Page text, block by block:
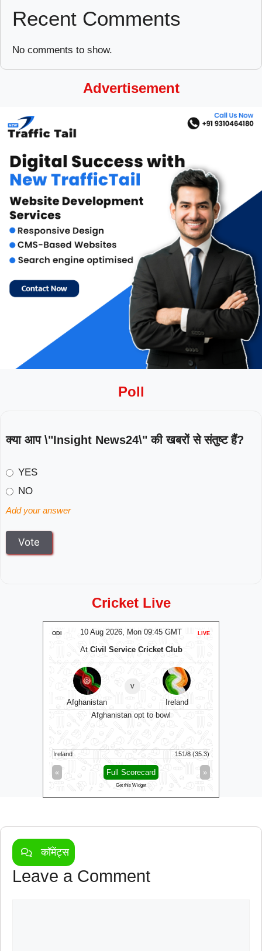
Recent Comments
No comments to show.
Advertisement
Poll
क्या आप \"Insight News24\" की खबरों से संतुष्ट हैं?
YES
NO
Add your answer
Cricket Live
10 Aug 2026, Mon 09:45 GMT
ODI LIVE
At Civil Service Cricket Club
Afghanistan
v
Ireland
Afghanistan opt to bowl
Ireland 151/8 (35.3)
« »
Full Scorecard
Get this Widget
कॉमेंट्स
Leave a Comment